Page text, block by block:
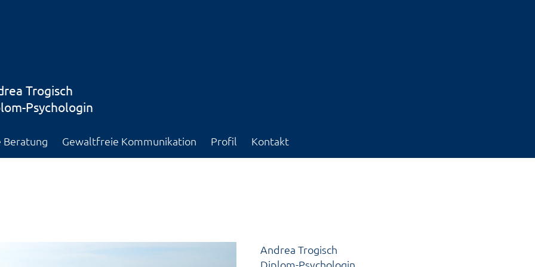
Trogisch
Psychologin
Beratung Gewaltfreie Kommunikation Profil Kontakt
Andrea Trogisch